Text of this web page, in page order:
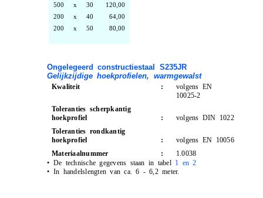
500
x 30
120,00
200
x 40
64,00
200
x 50 80,00
Ongelegeerd constructiestaal S235JR
Gelijkzijdige hoekprofielen, warmgewalst
Kwaliteit :
volgens EN
10025-2
Toleranties scherpkantig
hoekprofiel
:
volgens DIN 1022
Toleranties rondkantig
hoekprofiel
:
volgens EN 10056
Materiaalnummer
:
1.0038
• De technische gegevens staan in tabel 1 en 2
• In handelslengten van ca. 6 - 6,2 meter.